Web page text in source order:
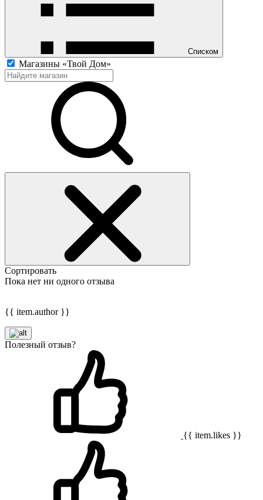
Списком
Магазины «Твой Дом»
Сортировать
Пока нет ни одного отзыва
{{ item.author }}
Полезный отзыв?
{{ item.likes }}